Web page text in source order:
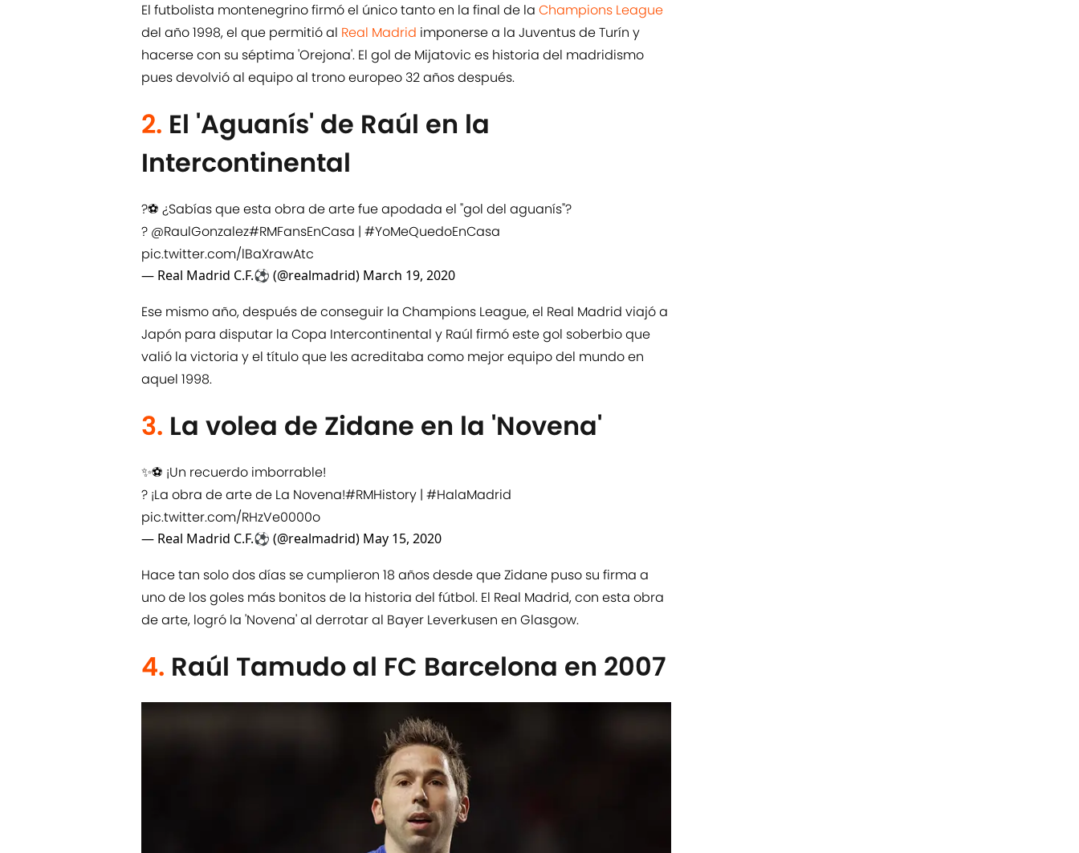
El futbolista montenegrino firmó el único tanto en la final de la Champions League
del año 1998, el que permitió al Real Madrid imponerse a la Juventus de Turín y
hacerse con su séptima 'Orejona'. El gol de Mijatovic es historia del madridismo
pues devolvió al equipo al trono europeo 32 años después.
2. El 'Aguanís' de Raúl en la
Intercontinental
?⚽ ¿Sabías que esta obra de arte fue apodada el "gol del aguanís"?
? @RaulGonzalez#RMFansEnCasa | #YoMeQuedoEnCasa
pic.twitter.com/lBaXrawAtc
— Real Madrid C.F.⚽ (@realmadrid) March 19, 2020
Ese mismo año, después de conseguir la Champions League, el Real Madrid viajó a
Japón para disputar la Copa Intercontinental y Raúl firmó este gol soberbio que
valió la victoria y el título que les acreditaba como mejor equipo del mundo en
aquel 1998.
3. La volea de Zidane en la 'Novena'
✨⚽ ¡Un recuerdo imborrable!
? ¡La obra de arte de La Novena!#RMHistory | #HalaMadrid
pic.twitter.com/RHzVe0000o
— Real Madrid C.F.⚽ (@realmadrid) May 15, 2020
Hace tan solo dos días se cumplieron 18 años desde que Zidane puso su firma a
uno de los goles más bonitos de la historia del fútbol. El Real Madrid, con esta obra
de arte, logró la 'Novena' al derrotar al Bayer Leverkusen en Glasgow.
4. Raúl Tamudo al FC Barcelona en 2007